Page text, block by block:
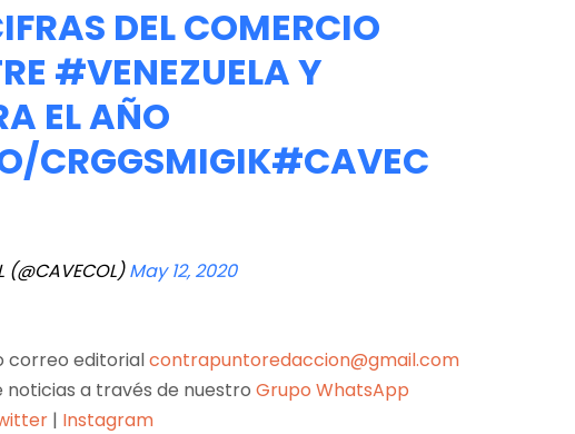
DEL COMERCIO
#VENEZUELAY
EL AÑO
CRGGSMIGIK#CAVEC
(@CAVECOL)May 12, 2020
correo editorialcontrapuntoredaccion@gmail.com
noticias a través de nuestroGrupo WhatsApp
| Instagram